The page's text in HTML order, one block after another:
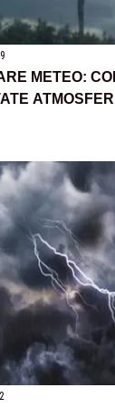
METEO: